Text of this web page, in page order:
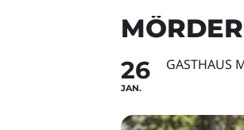
26
JAN.
GASTHAUS